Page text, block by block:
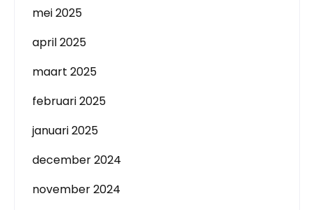
mei 2025
april 2025
maart 2025
februari 2025
januari 2025
december 2024
november 2024